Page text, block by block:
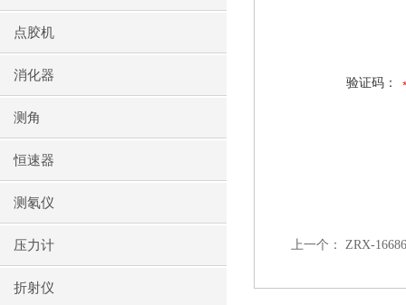
点胶机
消化器
测角
恒速器
测氡仪
压力计
折射仪
验证码：
上一个： ZRX-